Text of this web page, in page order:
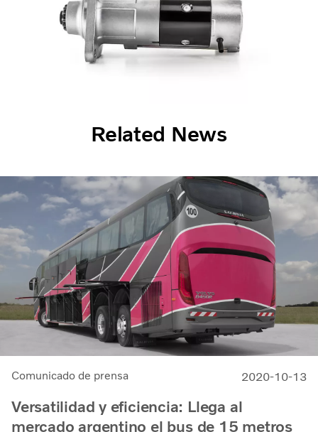
Related News
Comunicado de prensa 2020-10-13
Versatilidad y eficiencia: Llega al
mercado argentino el bus de 15 metros